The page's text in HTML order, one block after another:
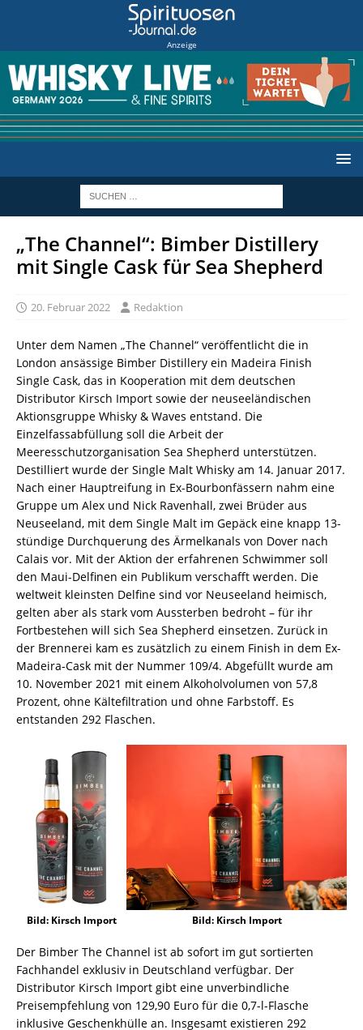
Anzeige
„The Channel“: Bimber Distillery
mit Single Cask für Sea Shepherd
20. Februar 2022 Redaktion
Unter dem Namen „The Channel“ veröffentlicht die in
London ansässige Bimber Distillery ein Madeira Finish
Single Cask, das in Kooperation mit dem deutschen
Distributor Kirsch Import sowie der neuseeländischen
Aktionsgruppe Whisky & Waves entstand. Die
Einzelfassabfüllung soll die Arbeit der
Meeresschutzorganisation Sea Shepherd unterstützen.
Destilliert wurde der Single Malt Whisky am 14. Januar 2017.
Nach einer Hauptreifung in Ex-Bourbonfässern nahm eine
Gruppe um Alex und Nick Ravenhall, zwei Brüder aus
Neuseeland, mit dem Single Malt im Gepäck eine knapp 13-
stündige Durchquerung des Ärmelkanals von Dover nach
Calais vor. Mit der Aktion der erfahrenen Schwimmer soll
den Maui-Delfinen ein Publikum verschafft werden. Die
weltweit kleinsten Delfine sind vor Neuseeland heimisch,
gelten aber als stark vom Aussterben bedroht – für ihr
Fortbestehen will sich Sea Shepherd einsetzen. Zurück in
der Brennerei kam es zusätzlich zu einem Finish in dem Ex-
Madeira-Cask mit der Nummer 109/4. Abgefüllt wurde am
10. November 2021 mit einem Alkoholvolumen von 57,8
Prozent, ohne Kältefiltration und ohne Farbstoff. Es
entstanden 292 Flaschen.
Bild: Kirsch Import Bild: Kirsch Import
Der Bimber The Channel ist ab sofort im gut sortierten
Fachhandel exklusiv in Deutschland verfügbar. Der
Distributor Kirsch Import gibt eine unverbindliche
Preisempfehlung von 129,90 Euro für die 0,7-l-Flasche
inklusive Geschenkhülle an. Insgesamt existieren 292